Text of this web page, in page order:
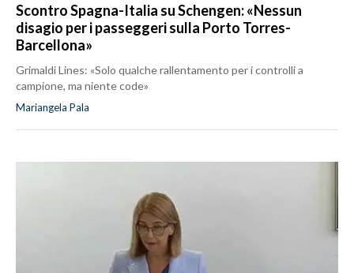
Scontro Spagna-Italia su Schengen: «Nessun
disagio per i passeggeri sulla Porto Torres-
Barcellona»
Grimaldi Lines: «Solo qualche rallentamento per i controlli a
campione, ma niente code»
Mariangela Pala